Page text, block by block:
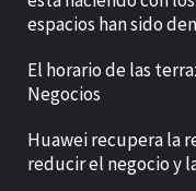
espacios han sido
El horario de las
Negocios
Huawei recupera la
reducir el negocio y